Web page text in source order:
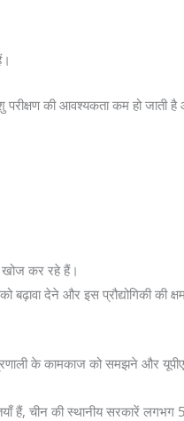
की आवश्यकता कम हो जाती है
खोज कर रहे हैं।
देने और इस प्रौद्योगिकी की
के कामकाज को समझने और
हैं, चीन की स्थानीय सरकारें लगभग